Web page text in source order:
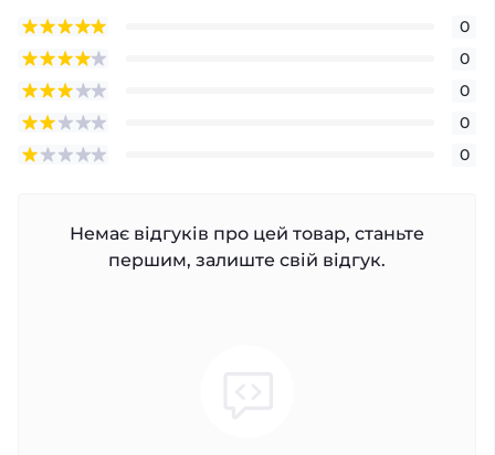
0
0
0
0
0
Немає відгуків про цей товар, станьте
першим, залиште свій відгук.